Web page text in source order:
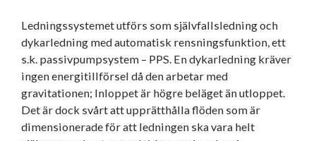
Ledningssystemet utförs som självfallsledning och
dykarledning med automatisk rensningsfunktion, ett
s.k. passivpumpsystem – PPS. En dykarledning kräver
ingen energitillförsel då den arbetar med
gravitationen; Inloppet är högre beläget än utloppet.
Det är dock svårt att upprätthålla flöden som är
dimensionerade för att ledningen ska vara helt